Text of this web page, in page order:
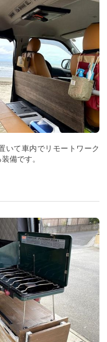
いて車内でリモートワーク
備です。